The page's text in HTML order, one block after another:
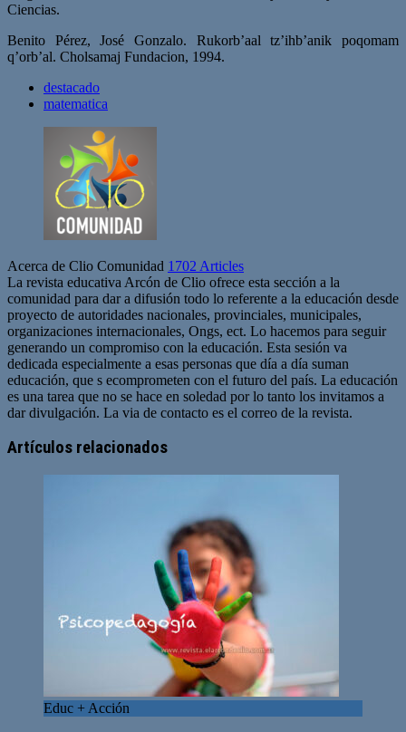
Ciencias.
Benito Pérez, José Gonzalo. Rukorb’aal tz’ihb’anik poqomam
q’orb’al. Cholsamaj Fundacion, 1994.
destacado
matematica
Acerca de Clio Comunidad 1702 Articles
La revista educativa Arcón de Clio ofrece esta sección a la
comunidad para dar a difusión todo lo referente a la educación desde
proyecto de autoridades nacionales, provinciales, municipales,
organizaciones internacionales, Ongs, ect. Lo hacemos para seguir
generando un compromiso con la educación. Esta sesión va
dedicada especialmente a esas personas que día a día suman
educación, que s ecomprometen con el futuro del país. La educación
es una tarea que no se hace en soledad por lo tanto los invitamos a
dar divulgación. La via de contacto es el correo de la revista.
web
Artículos relacionados
Educ + Acción